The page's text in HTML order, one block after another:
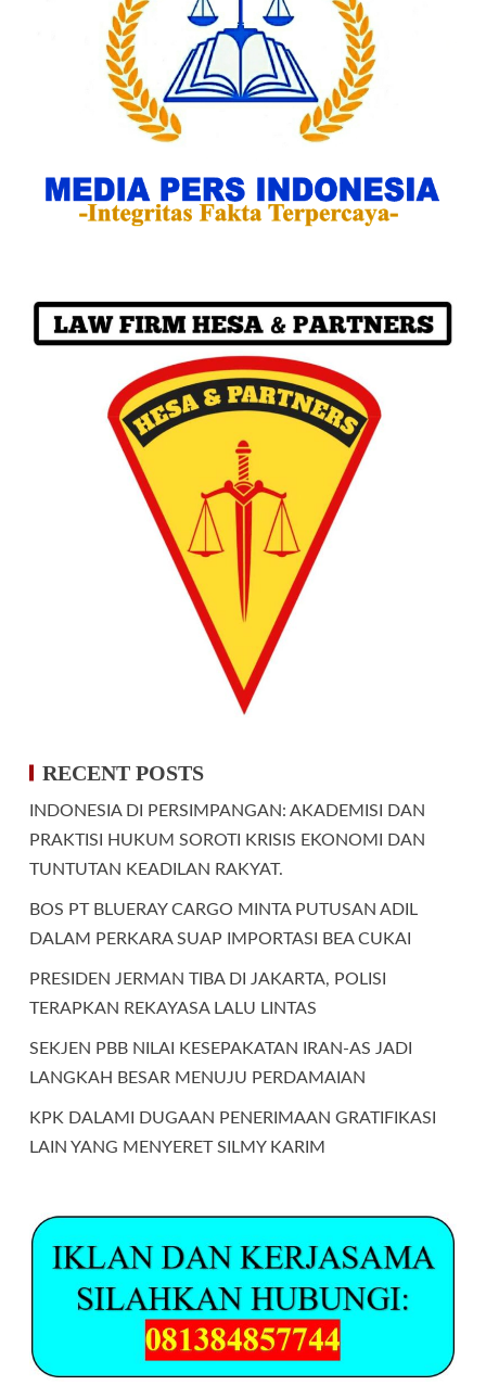
RECENT POSTS
INDONESIA DI PERSIMPANGAN: AKADEMISI DAN
PRAKTISI HUKUM SOROTI KRISIS EKONOMI DAN
TUNTUTAN KEADILAN RAKYAT.
BOS PT BLUERAY CARGO MINTA PUTUSAN ADIL
DALAM PERKARA SUAP IMPORTASI BEA CUKAI
PRESIDEN JERMAN TIBA DI JAKARTA, POLISI
TERAPKAN REKAYASA LALU LINTAS
SEKJEN PBB NILAI KESEPAKATAN IRAN-AS JADI
LANGKAH BESAR MENUJU PERDAMAIAN
KPK DALAMI DUGAAN PENERIMAAN GRATIFIKASI
LAIN YANG MENYERET SILMY KARIM